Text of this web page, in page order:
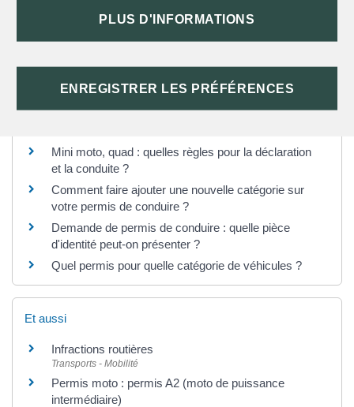
PLUS D'INFORMATIONS
ENREGISTRER LES PRÉFÉRENCES
Permis moto : comment passer du permis A2 au
125 avec le permis B ?
Le débridage d'une moto est-il autorisé ?
À quel âge peut-on conduire un scooter ou une
Mini moto, quad : quelles règles pour la déclaration
et la conduite ?
Comment faire ajouter une nouvelle catégorie sur
votre permis de conduire ?
Demande de permis de conduire : quelle pièce
d'identité peut-on présenter ?
Quel permis pour quelle catégorie de véhicules ?
Et aussi
Infractions routières
Transports - Mobilité
Permis moto : permis A2 (moto de puissance
intermédiaire)